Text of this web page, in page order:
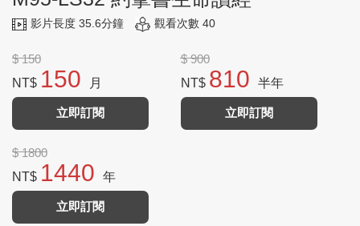
影片長度 35.6分鐘 觀看次數 40
$ 150
NT$ 150 月
立即訂閱
$ 900
NT$ 810 半年
立即訂閱
$ 1800
NT$ 1440 年
立即訂閱